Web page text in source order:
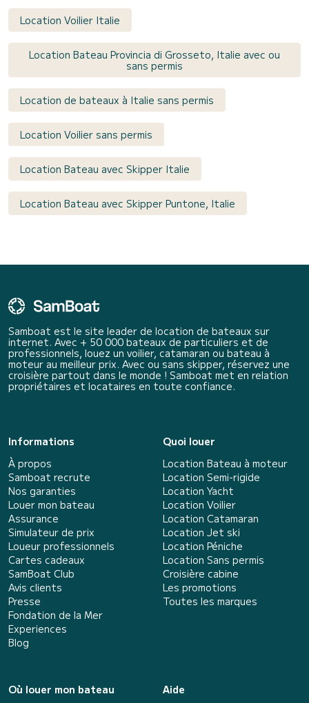
Location Voilier Italie
Location Bateau Provincia di Grosseto, Italie avec ou
sans permis
Location de bateaux à Italie sans permis
Location Voilier sans permis
Location Bateau avec Skipper Italie
Location Bateau avec Skipper Puntone, Italie
Samboat est le site leader de location de bateaux sur
internet. Avec + 50 000 bateaux de particuliers et de
professionnels, louez un voilier, catamaran ou bateau à
moteur au meilleur prix. Avec ou sans skipper, réservez une
croisière partout dans le monde ! Samboat met en relation
propriétaires et locataires en toute confiance.
Informations
À propos
Samboat recrute
Nos garanties
Louer mon bateau
Assurance
Simulateur de prix
Loueur professionnels
Cartes cadeaux
SamBoat Club
Avis clients
Presse
Fondation de la Mer
Experiences
Blog
Quoi louer
Location Bateau à moteur
Location Semi-rigide
Location Yacht
Location Voilier
Location Catamaran
Location Jet ski
Location Péniche
Location Sans permis
Croisière cabine
Les promotions
Toutes les marques
Où louer mon bateau
Aide